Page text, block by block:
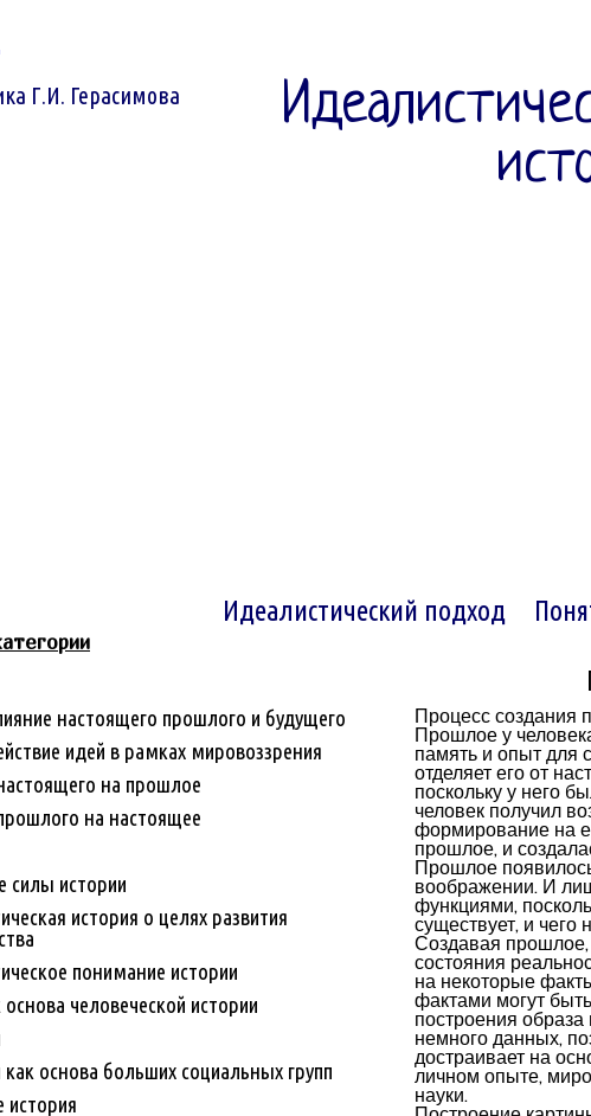
Г.И. Герасимова
Идеалистический подход
настоящего прошлого и будущего
идей в рамках мировоззрения
на прошлое
на настоящее
силы истории
история о целях развития
понимание истории
человеческой истории
основа больших социальных групп
история
Процесс создания
Прошлое у
память и опыт для
отделяет его от
поскольку у него
человек получил
формирование на
прошлое, и
Прошлое появилось
воображении. И
функциями,
существует, и чего
Создавая прошлое,
состояния
на некоторые
фактами могут
построения образа
немного данных,
достраивает на
личном опыте,
науки.